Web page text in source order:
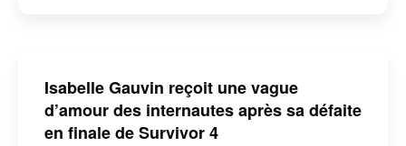
Isabelle Gauvin reçoit une vague
d’amour des internautes après sa défaite
en finale de Survivor 4